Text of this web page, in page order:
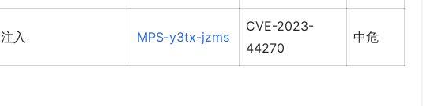
注入 MPS-y3tx-jzms
CVE-2023-
44270
中危